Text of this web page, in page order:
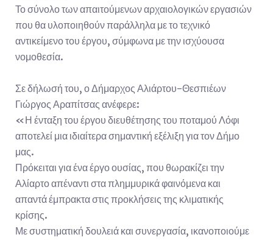
Το σύνολο των απαιτούμενων αρχαιολογικών εργασιών
που θα υλοποιηθούν παράλληλα με το τεχνικό
αντικείμενο του έργου, σύμφωνα με την ισχύουσα
νομοθεσία.
Σε δήλωσή του, ο Δήμαρχος Αλιάρτου-Θεσπιέων
Γιώργος Αραπίτσας ανέφερε:
«Η ένταξη του έργου διευθέτησης του ποταμού Λόφι
αποτελεί μια ιδιαίτερα σημαντική εξέλιξη για τον Δήμο
μας.
Πρόκειται για ένα έργο ουσίας, που θωρακίζει την
Αλίαρτο απέναντι στα πλημμυρικά φαινόμενα και
απαντά έμπρακτα στις προκλήσεις της κλιματικής
κρίσης.
Με συστηματική δουλειά και συνεργασία, ικανοποιούμε